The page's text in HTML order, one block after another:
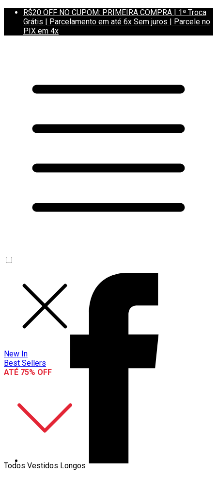
R$20 OFF NO CUPOM: PRIMEIRA COMPRA | 1ª Troca
Grátis | Parcelamento em até 6x Sem juros | Parcele no
PIX em 4x
New In
Best Sellers
ATÉ 75% OFF
Todos Vestidos Longos